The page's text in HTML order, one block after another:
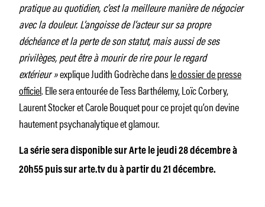
pratique au quotidien, c’est la meilleure manière de négocier
avec la douleur. L’angoisse de l’acteur sur sa propre
déchéance et la perte de son statut, mais aussi de ses
privilèges, peut être à mourir de rire pour le regard
extérieur »explique Judith Godrèche dansle dossier de presse
officiel. Elle sera entourée de Tess Barthélemy, Loïc Corbery,
Laurent Stocker et Carole Bouquet pour ce projet qu’on devine
hautement psychanalytique et glamour.
La série sera disponible sur Arte le jeudi 28 décembre à
20h55 puis sur arte.tv du à partir du 21 décembre.